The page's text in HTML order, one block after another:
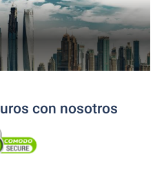
con nosotros